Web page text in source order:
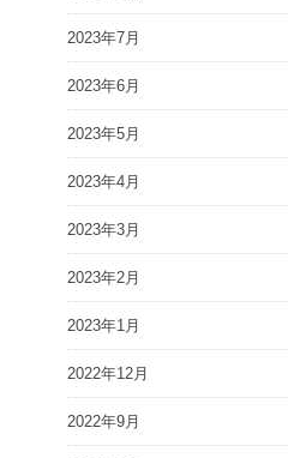
2023年7月
2023年6月
2023年5月
2023年4月
2023年3月
2023年2月
2023年1月
2022年12月
2022年9月